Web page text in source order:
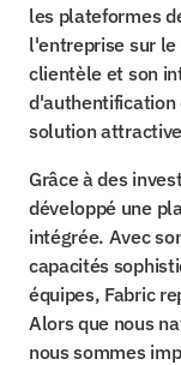
les plateformes
l'entreprise sur le
clientèle et son
d'authentification
solution
Grâce à des
développé une
intégrée. Avec
capacités
équipes, Fabric
Alors que nous
nous sommes